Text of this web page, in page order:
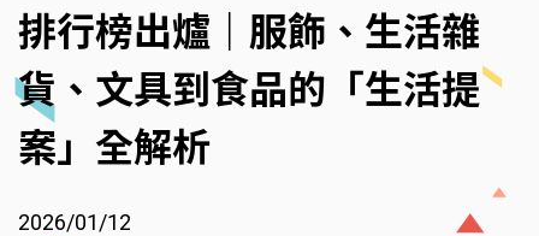
排行榜出爐｜服飾、生活雜
貨、文具到食品的「生活提
案」全解析
2026/01/12